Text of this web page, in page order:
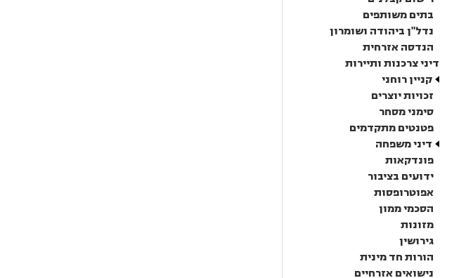
בתים משותפים
נדל"ן ביהודה ושומרון
הנדסה אזרחית
דיני צרכנות ותיירות
קניין רוחני
זכויות יוצרים
סימני מסחר
פטנטים מתקדמים
דיני משפחה
פונדקאות
ידועים בציבור
אפוטרופסות
הסכמי ממון
מזונות
גירושין
הורות חד מינית
נישואים אזרחיים